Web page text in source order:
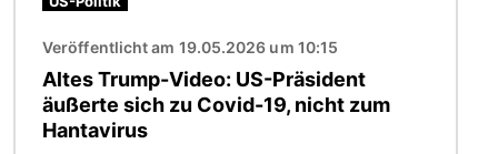
Veröffentlicht am 19.05.2026 um 10:15
Altes Trump-Video: US-Präsident
äußerte sich zu Covid-19, nicht zum
Hantavirus